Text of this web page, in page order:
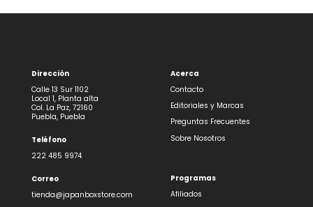
Dirección
Calle 13 Sur 1102
Local 1, Planta alta
Col. La Paz, 72160
Puebla, Puebla
Teléfono
222 485 9974
Correo
tienda@japanboxstore.com
Acerca
Contacto
Editoriales y Marcas
Preguntas Frecuentes
Sobre Nosotros
Programas
Afiliados